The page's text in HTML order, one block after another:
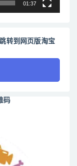
01:37
转到网页版淘宝
码